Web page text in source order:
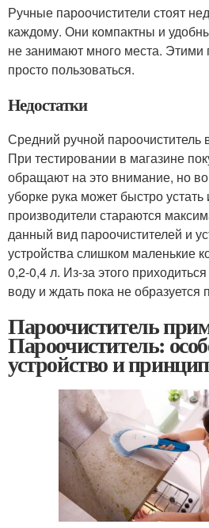
Ручные пароочистители стоят
каждому. Они компактны и
не занимают много места. Этими
просто пользоваться.
Недостатки
Средний ручной пароочиститель
При тестировании в магазине
обращают на это внимание, но
уборке рука может быстро устать
производители стараются
данный вид пароочистителей и
устройства слишком маленькие
0,2-0,4 л. Из-за этого
воду и ждать пока не образуется
Пароочиститель
Пароочиститель:
устройство и